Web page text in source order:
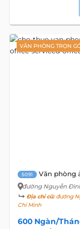
VĂN PHÒNG TRỌN
5091 Văn phòng
đường Nguyễn
Địa chỉ cũ:đường
Chí Minh
600 Ngàn/